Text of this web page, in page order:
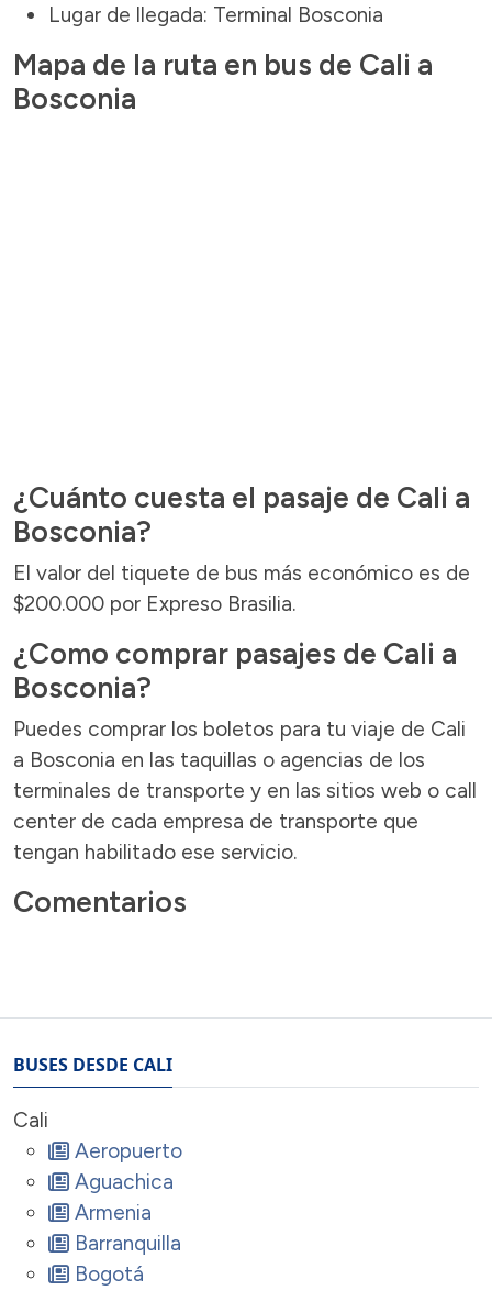
Lugar de llegada: Terminal Bosconia
Mapa de la ruta en bus de Cali a
Bosconia
¿Cuánto cuesta el pasaje de Cali a
Bosconia?
El valor del tiquete de bus más económico es de
$200.000 por Expreso Brasilia.
¿Como comprar pasajes de Cali a
Bosconia?
Puedes comprar los boletos para tu viaje de Cali
a Bosconia en las taquillas o agencias de los
terminales de transporte y en las sitios web o call
center de cada empresa de transporte que
tengan habilitado ese servicio.
Comentarios
BUSES DESDE CALI
Cali
Aeropuerto
Aguachica
Armenia
Barranquilla
Bogotá